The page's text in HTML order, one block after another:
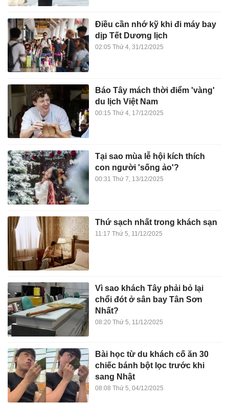
Điều cần nhớ kỹ khi đi máy bay
dịp Tết Dương lịch
02:05 Thứ 4, 31/12/2025
Báo Tây mách thời điểm 'vàng'
du lịch Việt Nam
00:15 Thứ 4, 17/12/2025
Tại sao mùa lễ hội kích thích
con người 'sống ảo'?
00:31 Thứ 7, 13/12/2025
Thứ sạch nhất trong khách sạn
11:17 Thứ 5, 11/12/2025
Vì sao khách Tây phải bỏ lại
chổi đót ở sân bay Tân Sơn
Nhất?
08:20 Thứ 5, 11/12/2025
Bài học từ du khách cố ăn 30
chiếc bánh bột lọc trước khi
sang Nhật
08:08 Thứ 5, 04/12/2025